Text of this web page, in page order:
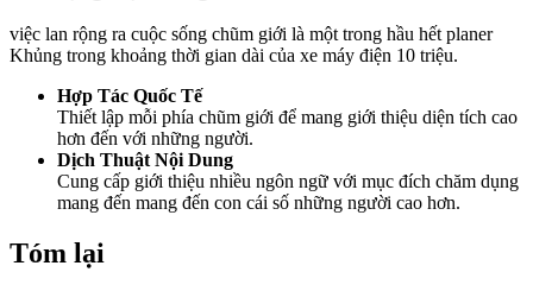
việc lan rộng ra cuộc sống chũm giới là một trong hầu hết planer
Khủng trong khoảng thời gian dài của xe máy điện 10 triệu.
Hợp Tác Quốc Tế
Thiết lập mỗi phía chũm giới để mang giới thiệu diện tích cao
hơn đến với những người.
Dịch Thuật Nội Dung
Cung cấp giới thiệu nhiều ngôn ngữ với mục đích chăm dụng
mang đến mang đến con cái số những người cao hơn.
Tóm lại